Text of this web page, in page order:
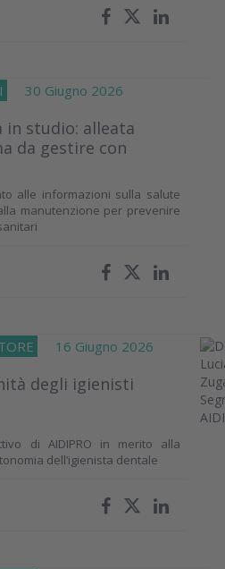
30 Giugno 2026
in studio: alleata
da gestire con
alle informazioni sulla salute
manutenzione per prevenire
16 Giugno 2026
degli igienisti
di AIDIPRO in merito alla
dell’igienista dentale